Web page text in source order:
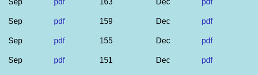
Sep pdf 163 Dec pdf
Sep pdf 159 Dec pdf
Sep pdf 155 Dec pdf
Sep pdf 151 Dec pdf